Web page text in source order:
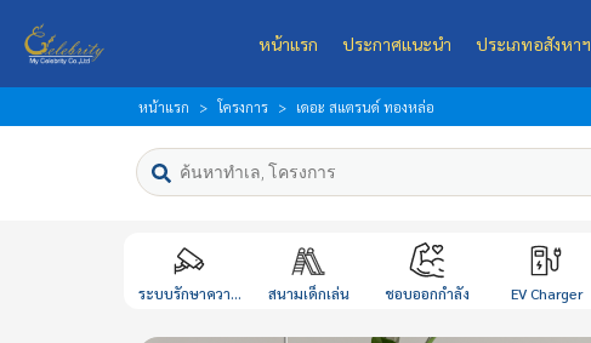
หน้าแรก ประกาศแนะนำ ประเภทอสังหาฯ
หน้าแรก โครงการ เดอะ สแตรนด์ ทองหล่อ
ระบบรักษาควา... สนามเด็กเล่น ชอบออกกำลัง EV Charger